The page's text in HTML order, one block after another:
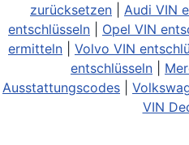
zurücksetzen
Audi VIN
entschlüsseln
Opel VIN
ermitteln
Volvo VIN
entschlüsseln
Ausstattungscodes
VIN